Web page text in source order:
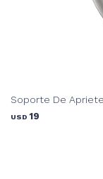
Soporte De
USD 19